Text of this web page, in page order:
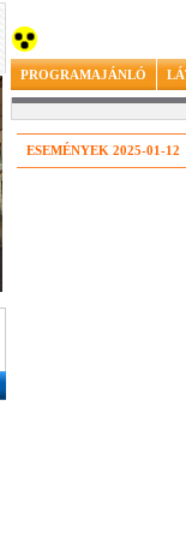
PROGRAMAJÁNLÓ
ESEMÉNYEK 2025-01-12